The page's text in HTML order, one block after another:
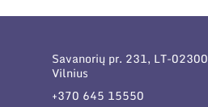
Savanorių pr. 231, LT-02300
Vilnius
+370 645 15550